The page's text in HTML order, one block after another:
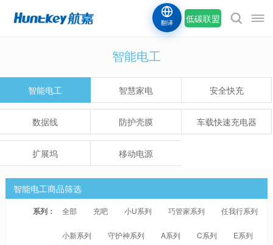
低碳联盟
翻译
智能电工
智能电工 智慧家电 安全快充
数据线 防护壳膜 车载快速充电器
扩展坞 移动电源
智能电工商品筛选
系列： 全部 充吧 小U系列 巧管家系列 任我行系列
小新系列 守护神系列 A系列 C系列 E系列